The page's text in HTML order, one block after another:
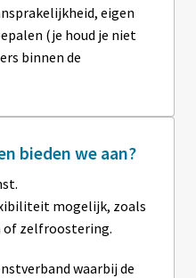
eigen
(je houd je niet
binnen de
bieden we aan?
mogelijk, zoals
of zelfroostering.
waarbij de